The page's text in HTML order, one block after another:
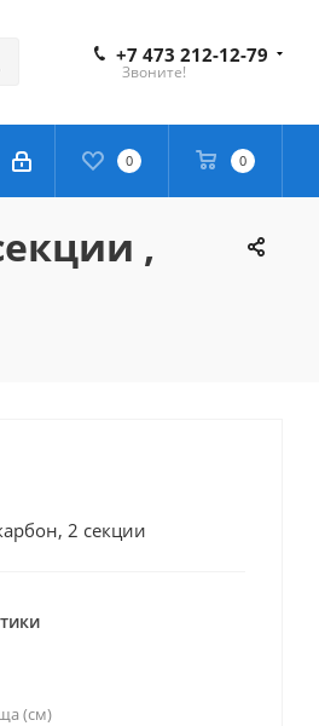
+7 473 212-12-79
Звоните!
0 0
,
2 секции
(см)